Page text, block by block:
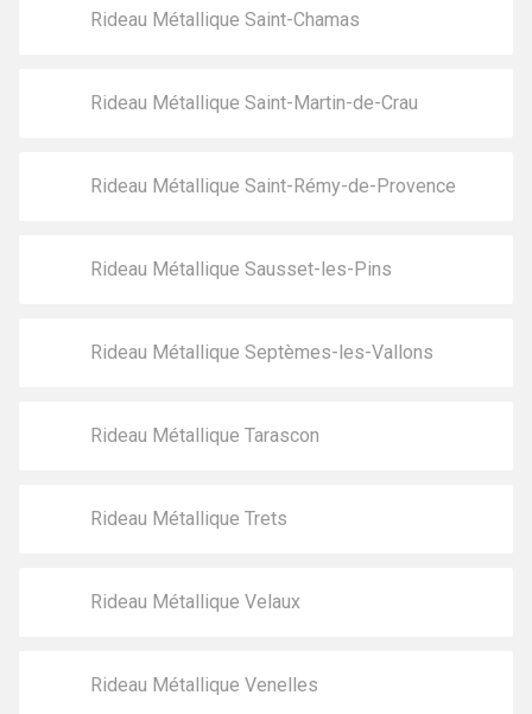
Rideau Métallique Saint-Chamas
Rideau Métallique Saint-Martin-de-Crau
Rideau Métallique Saint-Rémy-de-Provence
Rideau Métallique Sausset-les-Pins
Rideau Métallique Septèmes-les-Vallons
Rideau Métallique Tarascon
Rideau Métallique Trets
Rideau Métallique Velaux
Rideau Métallique Venelles